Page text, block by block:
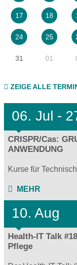
17 18
24 25
31 01
ZEIGE ALLE
06. Jul -
CRISPR/Cas:
ANWENDUNG
Kurse für
MEHR
10. Aug
Health-IT Talk
Pflege